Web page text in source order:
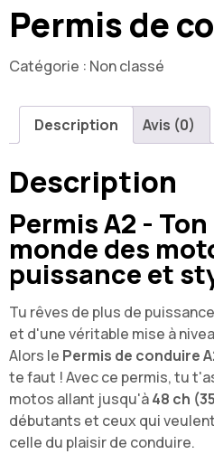
Permis de
Catégorie : Non classé
Description Avis (0)
Description
Permis A2 -
monde des
puissance et
Tu rêves de plus de
et d'une véritable mise à
Alors le Permis de conduire
te faut ! Avec ce permis, tu
motos allant jusqu'à48 ch
débutants et ceux qui
celle du plaisir de conduire.